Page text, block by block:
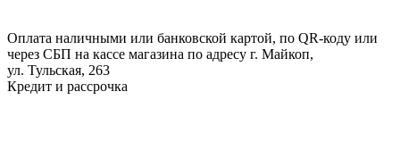
Оплата наличными или банковской картой, по QR-коду или
через СБП на кассе магазина по адресу г. Майкоп,
ул. Тульская, 263
Кредит и рассрочка